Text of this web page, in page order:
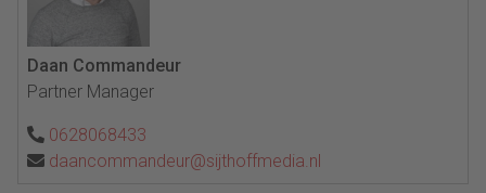
Daan Commandeur
Partner Manager
0628068433
daancommandeur@sijthoffmedia.nl